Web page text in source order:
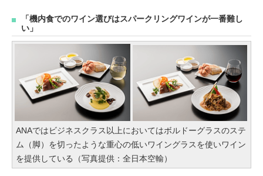
「機内食でのワイン選びはスパークリングワインが一番難し
い」
ANAではビジネスクラス以上においてはボルドーグラスのステ
ム（脚）を切ったような重心の低いワイングラスを使いワイン
を提供している（写真提供：全日本空輸）